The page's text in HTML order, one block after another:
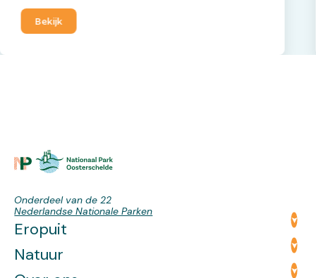
Bekijk
Onderdeel van de 22
Nederlandse Nationale Parken
Eropuit
Natuur